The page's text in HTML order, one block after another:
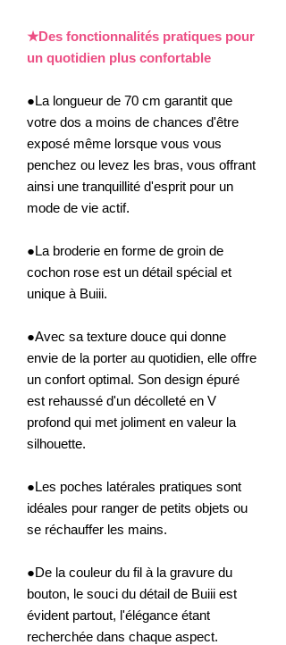
★Des fonctionnalités pratiques pour
un quotidien plus confortable
●La longueur de 70 cm garantit que
votre dos a moins de chances d'être
exposé même lorsque vous vous
penchez ou levez les bras, vous offrant
ainsi une tranquillité d'esprit pour un
mode de vie actif.
●La broderie en forme de groin de
cochon rose est un détail spécial et
unique à Buiii.
●Avec sa texture douce qui donne
envie de la porter au quotidien, elle offre
un confort optimal. Son design épuré
est rehaussé d'un décolleté en V
profond qui met joliment en valeur la
silhouette.
●Les poches latérales pratiques sont
idéales pour ranger de petits objets ou
se réchauffer les mains.
●De la couleur du fil à la gravure du
bouton, le souci du détail de Buiii est
évident partout, l'élégance étant
recherchée dans chaque aspect.